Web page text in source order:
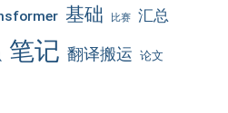
基础 比赛 汇总
笔记 翻译搬运 论文